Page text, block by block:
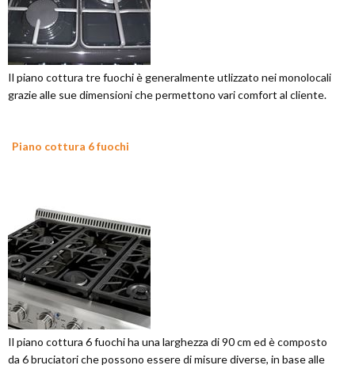
Il piano cottura tre fuochi è generalmente utlizzato nei monolocali
grazie alle sue dimensioni che permettono vari comfort al cliente.
Piano cottura 6 fuochi
Il piano cottura 6 fuochi ha una larghezza di 90 cm ed è composto
da 6 bruciatori che possono essere di misure diverse, in base alle